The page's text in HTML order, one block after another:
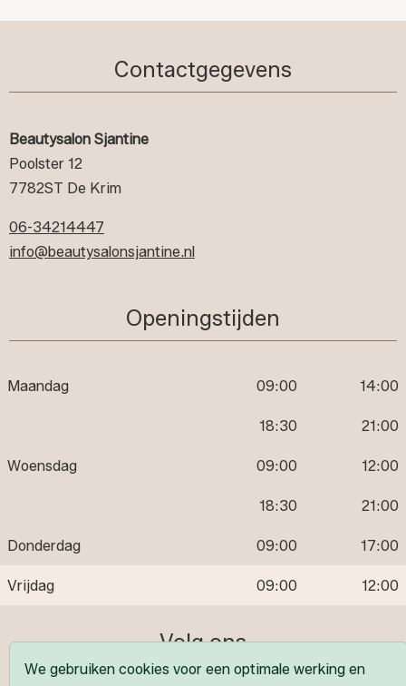
Contactgegevens
Beautysalon Sjantine
Poolster 12
7782ST De Krim
06-34214447
info@beautysalonsjantine.nl
Openingstijden
Maandag 09:00 14:00
18:30 21:00
Woensdag 09:00 12:00
18:30 21:00
Donderdag 09:00 17:00
Vrijdag 09:00 12:00
Volg ons
We gebruiken cookies voor een optimale werking en